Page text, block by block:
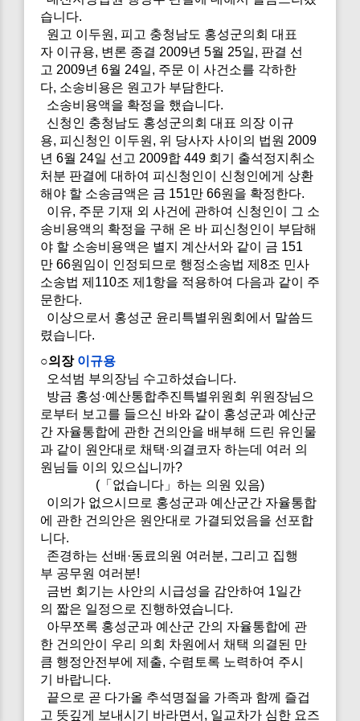
습니다.
원고 이두원, 피고 충청남도 홍성군의회 대표
자 이규용, 변론 종결 2009년 5월 25일, 판결 선
고 2009년 6월 24일, 주문 이 사건소를 각하한
다, 소송비용은 원고가 부담한다.
소송비용액을 확정을 했습니다.
신청인 충청남도 홍성군의회 대표 의장 이규
용, 피신청인 이두원, 위 당사자 사이의 법원 2009
년 6월 24일 선고 2009합 449 회기 출석정지취소
처분 판결에 대하여 피신청인이 신청인에게 상환
해야 할 소송금액은 금 151만 66원을 확정한다.
이유, 주문 기재 외 사건에 관하여 신청인이 그 소
송비용액의 확정을 구해 온 바 피신청인이 부담해
야 할 소송비용액은 별지 계산서와 같이 금 151
만 66원임이 인정되므로 행정소송법 제8조 민사
소송법 제110조 제1항을 적용하여 다음과 같이 주
문한다.
이상으로서 홍성군 윤리특별위원회에서 말씀드
렸습니다.
○의장 이규용
오석범 부의장님 수고하셨습니다.
방금 홍성·예산통합추진특별위원회 위원장님으
로부터 보고를 들으신 바와 같이 홍성군과 예산군
간 자율통합에 관한 건의안을 배부해 드린 유인물
과 같이 원안대로 채택·의결코자 하는데 여러 의
원님들 이의 있으십니까?
(「없습니다」하는 의원 있음)
이의가 없으시므로 홍성군과 예산군간 자율통합
에 관한 건의안은 원안대로 가결되었음을 선포합
니다.
존경하는 선배·동료의원 여러분, 그리고 집행
부 공무원 여러분!
금번 회기는 사안의 시급성을 감안하여 1일간
의 짧은 일정으로 진행하였습니다.
아무쪼록 홍성군과 예산군 간의 자율통합에 관
한 건의안이 우리 의회 차원에서 채택 의결된 만
큼 행정안전부에 제출, 수렴토록 노력하여 주시
기 바랍니다.
끝으로 곧 다가올 추석명절을 가족과 함께 즐겁
고 뜻깊게 보내시기 바라면서, 일교차가 심한 요즈